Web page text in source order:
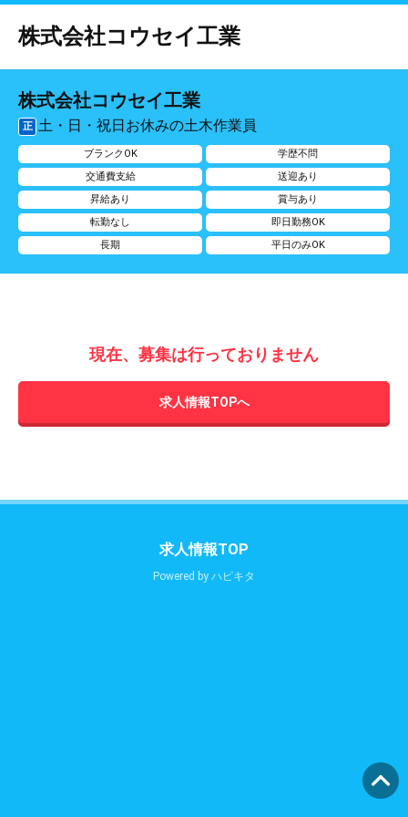
株式会社コウセイ工業
株式会社コウセイ工業
正 土・日・祝日お休みの土木作業員
ブランクOK
学歴不問
交通費支給
送迎あり
昇給あり
賞与あり
転勤なし
即日勤務OK
長期
平日のみOK
現在、募集は行っておりません
求人情報TOPへ
求人情報TOP
Powered by ハピキタ